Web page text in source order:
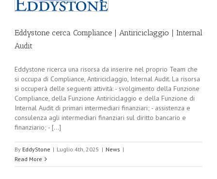
Eddystone cerca Compliance | Antiriciclaggio | Internal
Audit
Eddystone ricerca una risorsa da inserire nel proprio Team che
si occupa di Compliance, Antiriciclaggio, Internal Audit. La risorsa
si occuperà delle seguenti attività: - svolgimento della Funzione
Compliance, della Funzione Antiriciclaggio e della Funzione di
Internal Audit di primari intermediari finanziari; - assistenza e
consulenza agli intermediari finanziari sul diritto bancario e
finanziario; - [...]
By EddyStone | Luglio 4th, 2025 | News |
Read More